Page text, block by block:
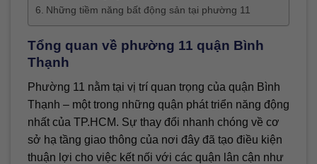
Những tiềm năng bất động sản tại phường 11
Tổng quan về phường 11 quận Bình
Thạnh
Phường 11 nằm tại vị trí quan trọng của quận Bình
Thạnh – một trong những quận phát triển năng động
nhất của TP.HCM. Sự thay đổi nhanh chóng về cơ
sở hạ tầng giao thông của nơi đây đã tạo điều kiện
thuận lợi cho việc kết nối với các quận lân cận như